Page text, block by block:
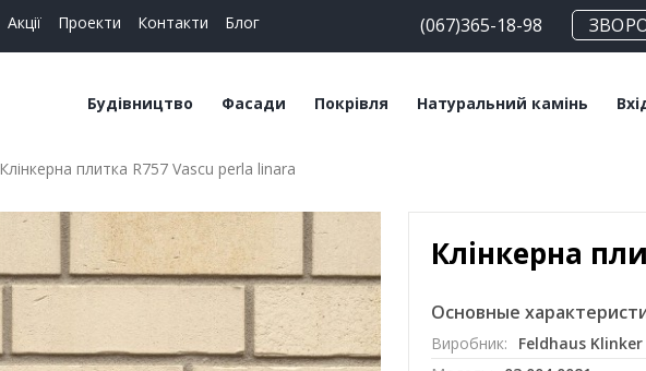
Акції Проекти Контакти Блог (067)365-18-98
Будівництво
Керамічні блоки
Будівельні суміші
Фасади
Плитка клінкерна
Плитка ручного
формування
Цегла клінкерна
Цегла ручного
формування
Покрівля
Керамічна черепиця
Мансардні вікна
Софіти
Натуральний камінь
Травертин
Мармур
Клінкерна плитка R757 Vascu perla linara
Клінкерна
Основные
Виробник:
Feldhaus Klinker